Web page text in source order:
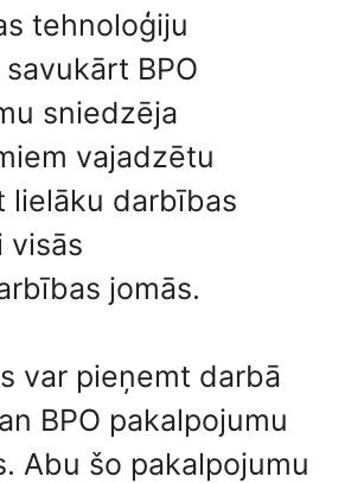
tehnoloģiju
BPO
sniedzēja
vajadzētu
lielāku darbības
visās
jomās.
var pieņemt darbā
BPO pakalpojumu
Abu šo pakalpojumu